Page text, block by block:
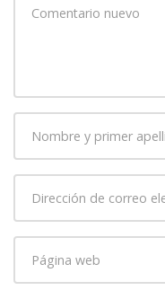
comentario*
primer
correo
web